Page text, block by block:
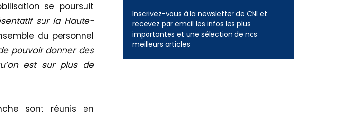
se poursuit
sur la Haute-
du personnel
pouvoir donner des
est sur plus de
sont réunis en
Inscrivez-vous à la newsletter de CNI et
recevez par email les infos les plus
importantes et une sélection de nos
meilleurs articles